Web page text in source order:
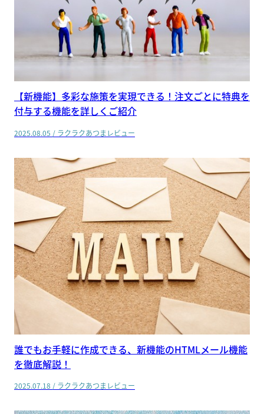
【新機能】多彩な施策を実現できる！注文ごとに特典を
付与する機能を詳しくご紹介
2025.08.05 / ラクラクあつまレビュー
誰でもお手軽に作成できる、新機能のHTMLメール機能
を徹底解説！
2025.07.18 / ラクラクあつまレビュー